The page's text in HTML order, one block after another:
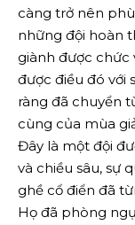
càng trở nên
những đội hoàn
giành được chức
được điều đó với
ràng đã chuyển
cùng của mùa
Đây là một đội
và chiều sâu, sự
ghề cổ điển đã
Họ đã phòng